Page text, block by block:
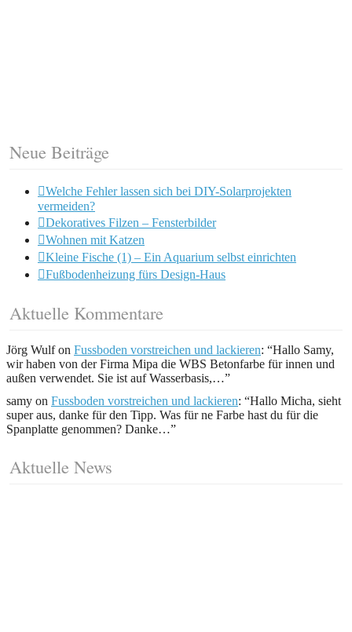
Neue Beiträge
Welche Fehler lassen sich bei DIY-Solarprojekten
vermeiden?
Dekoratives Filzen – Fensterbilder
Wohnen mit Katzen
Kleine Fische (1) – Ein Aquarium selbst einrichten
Fußbodenheizung fürs Design-Haus
Aktuelle Kommentare
Jörg Wulfon Fussboden vorstreichen und lackieren: “Hallo Samy,
wir haben von der Firma Mipa die WBS Betonfarbe für innen und
außen verwendet. Sie ist auf Wasserbasis,…”
samy on Fussboden vorstreichen und lackieren: “Hallo Micha, sieht
super aus, danke für den Tipp. Was für ne Farbe hast du für die
Spanplatte genommen? Danke…”
Aktuelle News